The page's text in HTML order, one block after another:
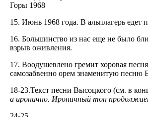
Горы 1968
15. Июнь 1968 года. В альплагерь едет
16. Большинство из нас еще не было
взрыв оживления.
17. Воодушевлено гремит хоровая
самозабвенно орем знаменитую песню
18-23.Текст песни Высоцкого (см. в
а иронично. Ироничный тон